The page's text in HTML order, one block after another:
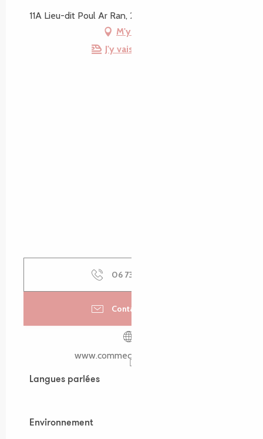
11A Lieu-dit Poul Ar Ran, 22310 Plestin-les-Grèves
M'y rendre
J'y vais en train !
06 73 02 99
Contactez-nous
www.commechezlouise.com
Langues parlées
Langues parlées
Environnement
Environnement